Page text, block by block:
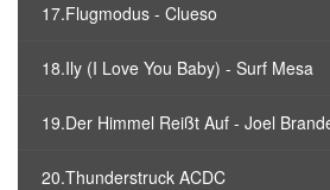
17.Flugmodus - Clueso
18.Ily (I Love You Baby) - Surf Mesa
19.Der Himmel Reißt Auf - Joel
20.Thunderstruck ACDC